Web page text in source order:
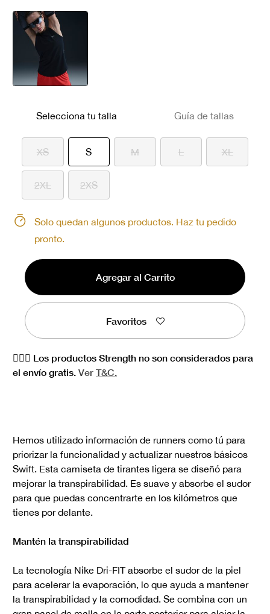
Selecciona tu talla Guía de tallas
XS Sseleccionado
M L XL
2XL 2XS
Solo quedan algunos productos. Haz tu pedido
pronto.
Agregar al Carrito
Favoritos
🏋🏻‍♀️ Los productos Strength no son considerados para
el envío gratis. Ver T&C.
Hemos utilizado información de runners como tú para
priorizar la funcionalidad y actualizar nuestros básicos
Swift. Esta camiseta de tirantes ligera se diseñó para
mejorar la transpirabilidad. Es suave y absorbe el sudor
para que puedas concentrarte en los kilómetros que
tienes por delante.
Mantén la transpirabilidad
La tecnología Nike Dri-FIT absorbe el sudor de la piel
para acelerar la evaporación, lo que ayuda a mantener
la transpirabilidad y la comodidad. Se combina con un